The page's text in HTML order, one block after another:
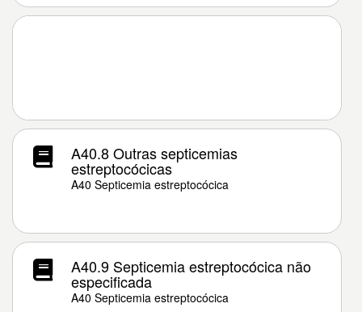
A40.8 Outras septicemias
estreptocócicas
A40 Septicemia estreptocócica
A40.9 Septicemia estreptocócica não
especificada
A40 Septicemia estreptocócica